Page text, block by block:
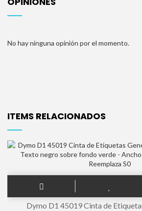
No hay ninguna opinión por el momento.
ITEMS RELACIONADOS
Dymo D1 45019 Cinta de